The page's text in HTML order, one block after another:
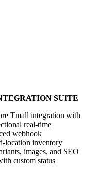
SUITE
Tmall integration with
real-time
webhook
location inventory
images, and SEO
custom status